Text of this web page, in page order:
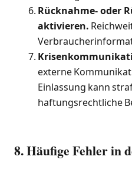
Rücknahme- oder
aktivieren.
externe
Einlassung kann
haftungsrechtliche
8. Häufige Fehler in